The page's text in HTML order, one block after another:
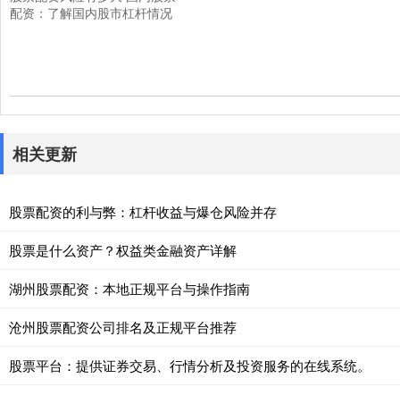
配资：了解国内股市杠杆情况
相关更新
股票配资的利与弊：杠杆收益与爆仓风险并存
股票是什么资产？权益类金融资产详解
湖州股票配资：本地正规平台与操作指南
沧州股票配资公司排名及正规平台推荐
股票平台：提供证券交易、行情分析及投资服务的在线系统。